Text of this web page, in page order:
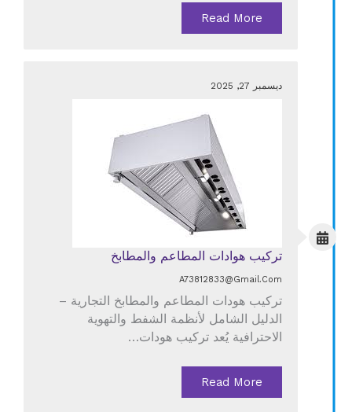
Read More
ديسمبر 27, 2025
تركيب هوادات المطاعم والمطابخ
A73812833@gmail.com
تركيب هودات المطاعم والمطابخ التجارية –
الدليل الشامل لأنظمة الشفط والتهوية
الاحترافية يُعد تركيب هودات…
Read More